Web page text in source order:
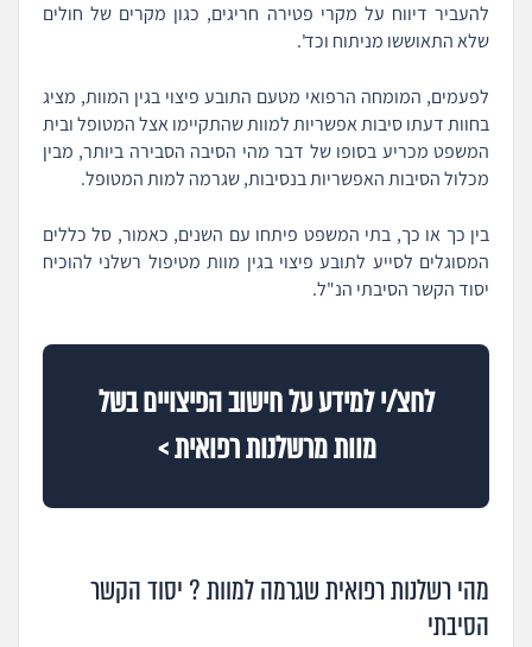
להעביר דיווח על מקרי פטירה חריגים, כגון מקרים של חולים
שלא התאוששו מניתוח וכד'.
לפעמים, המומחה הרפואי מטעם התובע פיצוי בגין המוות, מציג
בחוות דעתו סיבות אפשריות למוות שהתקיימו אצל המטופל ובית
המשפט מכריע בסופו של דבר מהי הסיבה הסבירה ביותר, מבין
מכלול הסיבות האפשריות בנסיבות, שגרמה למות המטופל.
בין כך או כך, בתי המשפט פיתחו עם השנים, כאמור, סל כללים
המסוגלים לסייע לתובע פיצוי בגין מוות מטיפול רשלני להוכיח
יסוד הקשר הסיבתי הנ"ל.
לחצ/י למידע על חישוב הפיצויים בשל
מוות מרשלנות רפואית >
מהי רשלנות רפואית שגרמה למוות ? יסוד הקשר
הסיבתי